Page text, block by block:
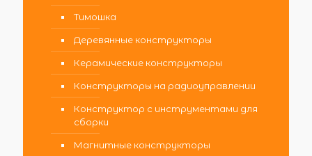
Тимошка
Деревянные конструкторы
Керамические конструкторы
Конструкторы на радиоуправлении
Конструктор с инструментами для
сборки
Магнитные конструкторы